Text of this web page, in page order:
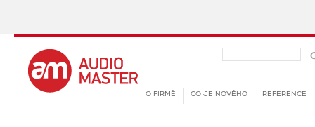
REFERENCE
CO JE NOVÉHO
O FIRMĚ